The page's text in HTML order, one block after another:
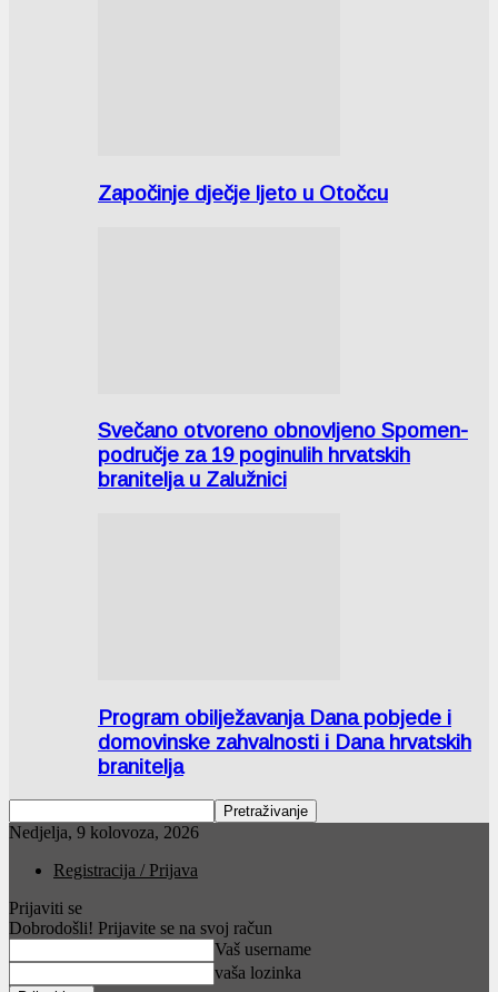
Započinje dječje ljeto u Otočcu
Svečano otvoreno obnovljeno Spomen-
područje za 19 poginulih hrvatskih
branitelja u Zalužnici
Program obilježavanja Dana pobjede i
domovinske zahvalnosti i Dana hrvatskih
branitelja
Nedjelja, 9 kolovoza, 2026
Registracija / Prijava
Prijaviti se
Dobrodošli! Prijavite se na svoj račun
Vaš username
vaša lozinka